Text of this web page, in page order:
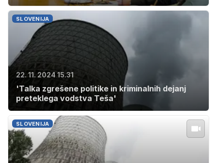
SLOVENIJA
22. 11. 2024 15.31
'Talka zgrešene politike in kriminalnih dejanj
preteklega vodstva Teša'
SLOVENIJA